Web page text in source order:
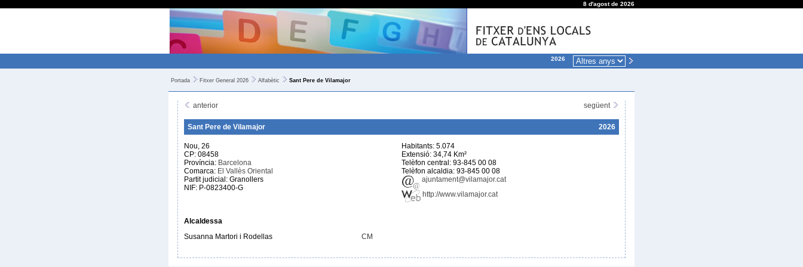
8 d'agost de 2026
2026
Portada Fitxer General 2026 Alfabètic Sant Pere de Vilamajor
anterior següent
Sant Pere de Vilamajor 2026
Nou, 26
CP: 08458
Província: Barcelona
Comarca: El Vallès Oriental
Partit judicial: Granollers
NIF: P-0823400-G
Habitants: 5.074
Extensió: 34,74 Km²
Telèfon central: 93-845 00 08
Telèfon alcaldia: 93-845 00 08
ajuntament@vilamajor.cat
http://www.vilamajor.cat
Alcaldessa
Susanna Martori i Rodellas
CM